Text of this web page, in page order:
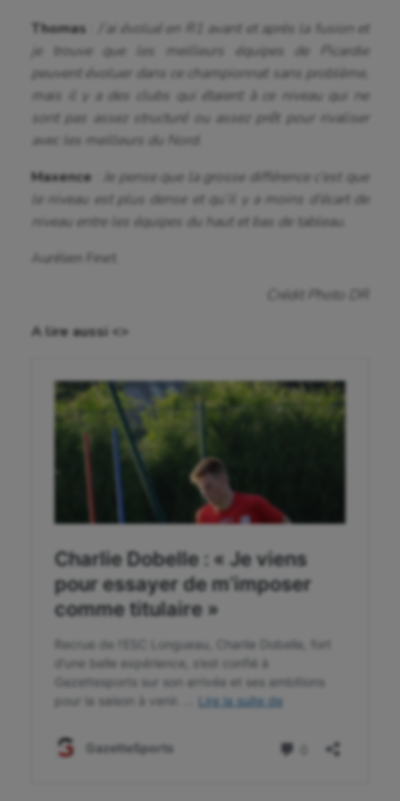
Thomas
J’ai évolué en R1 avant et après la fusion et
je trouve que les meilleurs équipes de Picardie
peuvent évoluer dans ce championnat sans problème,
mais il y a des clubs qui étaient à ce niveau qui ne
sont pas assez structuré ou assez prêt pour rivaliser
avec les meilleurs du Nord.
Maxence
Je pense que la grosse différence c’est que
le niveau est plus dense et qu’il y a moins d’écart de
niveau entre les équipes du haut et bas de tableau.
Aurélien Finet
Crédit Photo DR
A lire aussi <>